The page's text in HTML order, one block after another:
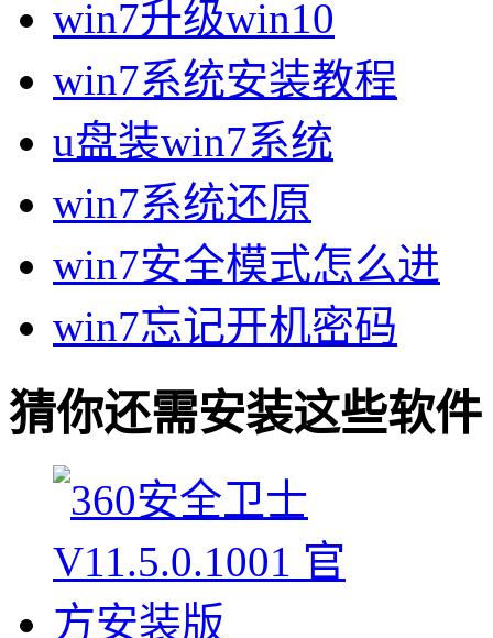
win7升级win10
win7系统安装教程
u盘装win7系统
win7系统还原
win7安全模式怎么进
win7忘记开机密码
猜你还需安装这些软件